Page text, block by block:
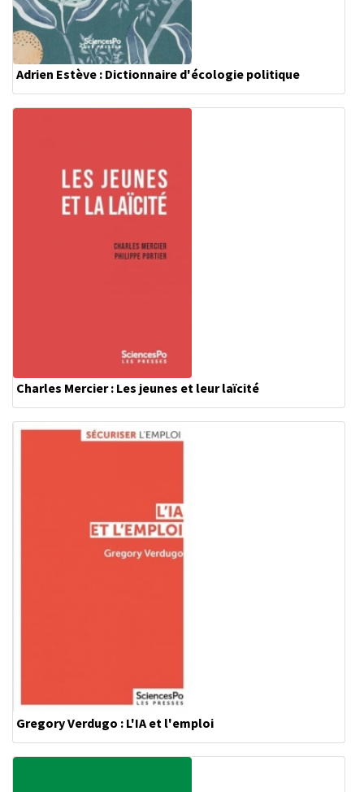
Adrien Estève : Dictionnaire d'écologie politique
Charles Mercier : Les jeunes et leur laïcité
Gregory Verdugo : L'IA et l'emploi